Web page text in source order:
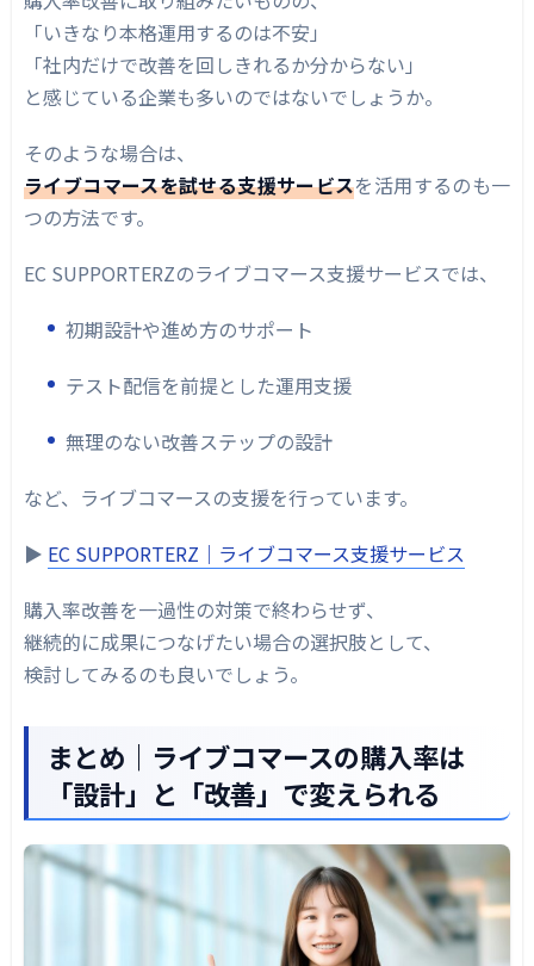
「いきなり本格運用するのは不安」
「社内だけで改善を回しきれるか分からない」
と感じている企業も多いのではないでしょうか。
そのような場合は、
ライブコマースを試せる支援サービスを活用するのも一
つの方法です。
EC SUPPORTERZのライブコマース支援サービスでは、
初期設計や進め方のサポート
テスト配信を前提とした運用支援
無理のない改善ステップの設計
など、ライブコマースの支援を行っています。
▶︎ EC SUPPORTERZ｜ライブコマース支援サービス
購入率改善を一過性の対策で終わらせず、
継続的に成果につなげたい場合の選択肢として、
検討してみるのも良いでしょう。
まとめ｜ライブコマースの購入率は
「設計」と「改善」で変えられる